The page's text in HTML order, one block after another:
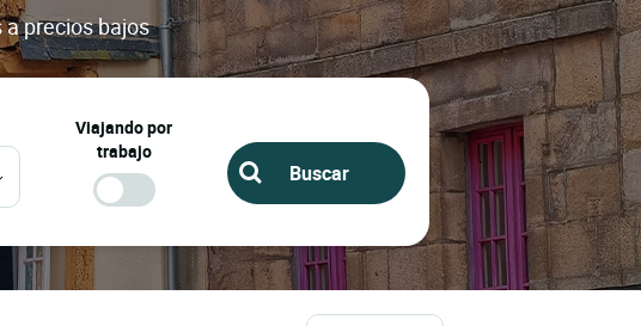
precios bajos
Viajando por
trabajo